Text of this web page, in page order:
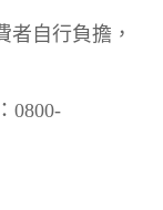
者自行負擔，
0800-